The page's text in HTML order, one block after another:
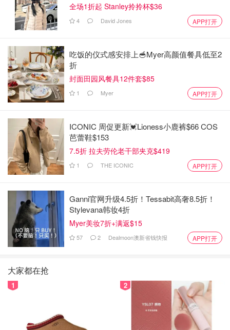
全场1折起 Stanley拎拎杯$36
4 David Jones APP打开
吃饭的仪式感安排上🥣Myer高颜值餐具低至2
折
封面田园风餐具12件套$85
1 Myer APP打开
ICONIC 周促更新💓Lioness小鹿裤$66 COS
芭蕾鞋$153
7.5折 拉夫劳伦老干部夹克$419
1 THE ICONIC APP打开
Ganni官网升级4.5折！Tessabit高奢8.5折！
Stylevana韩妆4折
Myer美妆7折+满返$15
57 2 Dealmoon澳新省钱快报 APP打开
大家都在抢
1 2